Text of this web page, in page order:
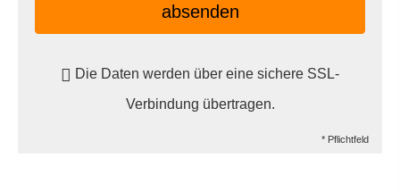
absenden
Die Daten werden über eine sichere SSL-
Verbindung übertragen.
* Pflichtfeld